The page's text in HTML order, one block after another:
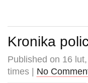
Kronika
Published on 16
times | No